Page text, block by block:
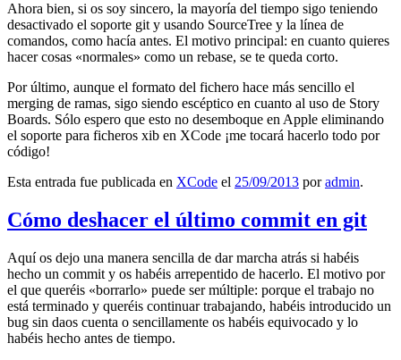
Ahora bien, si os soy sincero, la mayoría del tiempo sigo teniendo
desactivado el soporte git y usando SourceTree y la línea de
comandos, como hacía antes. El motivo principal: en cuanto quieres
hacer cosas «normales» como un rebase, se te queda corto.
Por último, aunque el formato del fichero hace más sencillo el
merging de ramas, sigo siendo escéptico en cuanto al uso de Story
Boards. Sólo espero que esto no desemboque en Apple eliminando
el soporte para ficheros xib en XCode ¡me tocará hacerlo todo por
código!
Esta entrada fue publicada en XCode el 25/09/2013 poradmin.
Cómo deshacer el último commit en git
Aquí os dejo una manera sencilla de dar marcha atrás si habéis
hecho un commit y os habéis arrepentido de hacerlo. El motivo por
el que queréis «borrarlo» puede ser múltiple: porque el trabajo no
está terminado y queréis continuar trabajando, habéis introducido un
bug sin daos cuenta o sencillamente os habéis equivocado y lo
habéis hecho antes de tiempo.